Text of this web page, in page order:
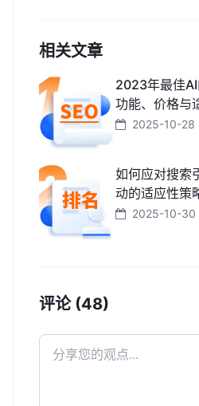
相关文章
2023年最佳AI
功能、价格与
2025-10-28
如何应对搜索
动的适应性策
2025-10-30
评论 (48)